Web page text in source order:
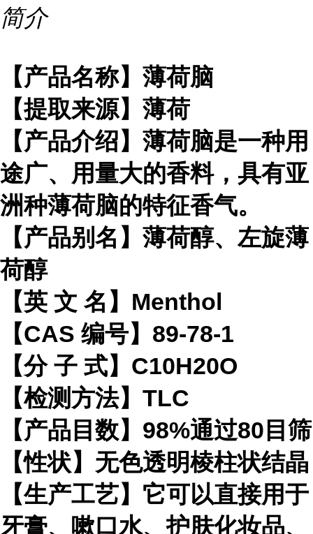
简介
【产品名称】薄荷脑
【提取来源】薄荷
【产品介绍】薄荷脑是一种用
途广、用量大的香料，具有亚
洲种薄荷脑的特征香气。
【产品别名】薄荷醇、左旋薄
荷醇
【英 文 名】Menthol
【CAS 编号】89-78-1
【分 子 式】C10H20O
【检测方法】TLC
【产品目数】98%通过80目筛
【性状】无色透明棱柱状结晶
【生产工艺】它可以直接用于
牙膏、嗽口水、护肤化妆品、